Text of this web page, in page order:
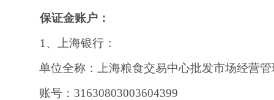
保证金账户：
1、上海银行：
单位全称：上海粮食交易中心批发市场经营
账号： 31630803003604399